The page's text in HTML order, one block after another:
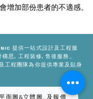
增加部份患者的不適感。
提供一站式設計及工程服
思, 工程裝修, 售後服務。
工程團隊為你提供專業及貼身
面圖&立體圖, 及報價